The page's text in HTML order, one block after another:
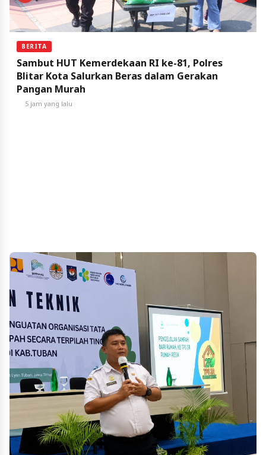
BERITA
Sambut HUT Kemerdekaan RI ke-81, Polres
Blitar Kota Salurkan Beras dalam Gerakan
Pangan Murah
5 jam yang lalu